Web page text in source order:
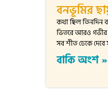
বনভূমির
কথা ছিল তিনদিন
ভিতরে আরও
সব শীত ঢেকে দেবে
বাকি অংশ »